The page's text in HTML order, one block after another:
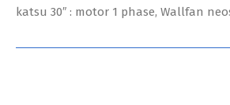
katsu 30″ : motor 1 phase, Wallfan